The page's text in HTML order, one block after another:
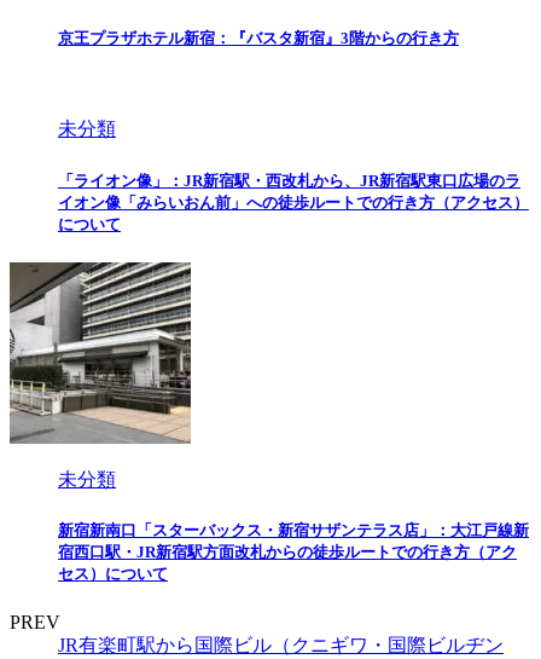
京王プラザホテル新宿：『バスタ新宿』3階からの行き方
未分類
「ライオン像」：JR新宿駅・西改札から、JR新宿駅東口広場のラ
イオン像「みらいおん前」への徒歩ルートでの行き方（アクセス）
について
未分類
新宿新南口「スターバックス・新宿サザンテラス店」：大江戸線新
宿西口駅・JR新宿駅方面改札からの徒歩ルートでの行き方（アク
セス）について
PREV
JR有楽町駅から国際ビル（クニギワ・国際ビルヂン